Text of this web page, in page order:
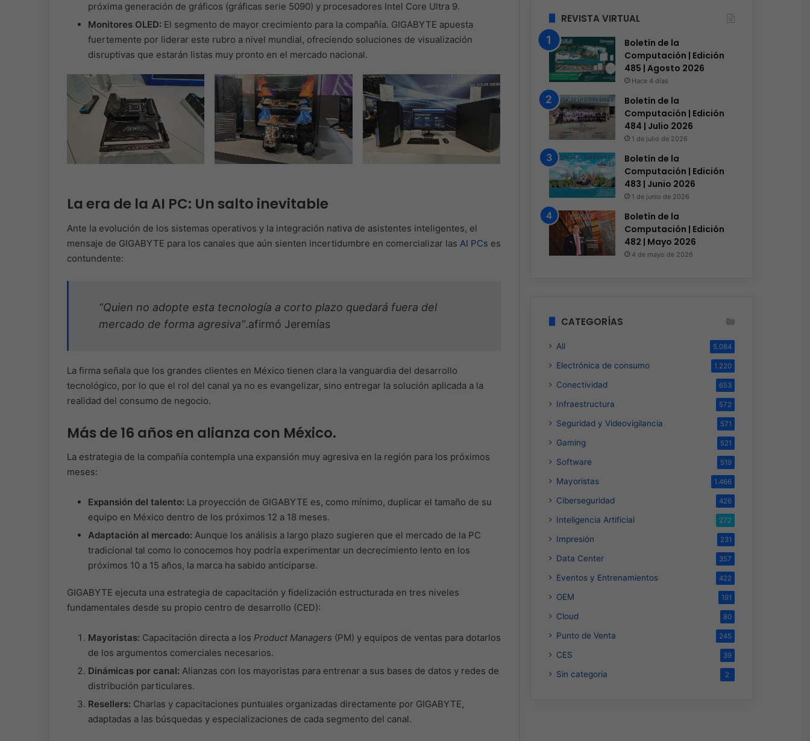
próxima generación de gráficos (gráficas serie 5090) y procesadores Intel Core Ultra 9.
Monitores OLED: El segmento de mayor crecimiento para la compañía. GIGABYTE apuesta
fuertemente por liderar este rubro a nivel mundial, ofreciendo soluciones de visualización
disruptivas que estarán listas muy pronto en el mercado nacional.
La era de la AI PC: Un salto inevitable
Ante la evolución de los sistemas operativos y la integración nativa de asistentes inteligentes, el
mensaje de GIGABYTE para los canales que aún sienten incertidumbre en comercializar las AI PCs es
contundente:
“Quien no adopte esta tecnología a corto plazo quedará fuera del
mercado de forma agresiva”.afirmó Jeremías
La firma señala que los grandes clientes en México tienen clara la vanguardia del desarrollo
tecnológico, por lo que el rol del canal ya no es evangelizar, sino entregar la solución aplicada a la
realidad del consumo de negocio.
Más de 16 años en alianza con México.
La estrategia de la compañía contempla una expansión muy agresiva en la región para los próximos
meses:
Expansión del talento: La proyección de GIGABYTE es, como mínimo, duplicar el tamaño de su
equipo en México dentro de los próximos 12 a 18 meses.
Adaptación al mercado: Aunque los análisis a largo plazo sugieren que el mercado de la PC
tradicional tal como lo conocemos hoy podría experimentar un decrecimiento lento en los
próximos 10 a 15 años, la marca ha sabido anticiparse.
GIGABYTE ejecuta una estrategia de capacitación y fidelización estructurada en tres niveles
fundamentales desde su propio centro de desarrollo (CED):
Mayoristas: Capacitación directa a los Product Managers (PM) y equipos de ventas para dotarlos
de los argumentos comerciales necesarios.
Dinámicas por canal: Alianzas con los mayoristas para entrenar a sus bases de datos y redes de
distribución particulares.
Resellers: Charlas y capacitaciones puntuales organizadas directamente por GIGABYTE,
adaptadas a las búsquedas y especializaciones de cada segmento del canal.
REVISTA VIRTUAL
Boletín de la
Computación | Edición
485 | Agosto 2026
Hace 4 días
Boletín de la
Computación | Edición
484 | Julio 2026
1 de julio de 2026
Boletín de la
Computación | Edición
483 | Junio 2026
1 de junio de 2026
Boletín de la
Computación | Edición
482 | Mayo 2026
4 de mayo de 2026
CATEGORÍAS
All 5.084
Electrónica de consumo 1.220
Conectividad 653
Infraestructura 572
Seguridad y Videovigilancia 571
Gaming 521
Software 519
Mayoristas 1.466
Ciberseguridad 426
Inteligencia Artificial 272
Impresión 231
Data Center 357
Eventos y Entrenamientos 422
OEM 191
Cloud 80
Punto de Venta 245
CES 39
Sin categoría 2